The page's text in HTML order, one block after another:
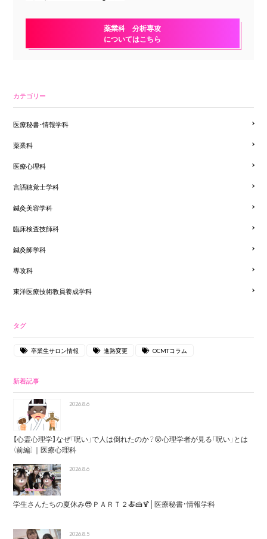
薬業科 分析専攻
についてはこちら
カテゴリー
医療秘書・情報学科
薬業科
医療心理科
言語聴覚士学科
鍼灸美容学科
臨床検査技師科
鍼灸師学科
専攻科
東洋医療技術教員養成学科
タグ
卒業生サロン情報 進路変更 OCMTコラム
新着記事
2026.8.6
【心霊心理学】なぜ「呪い」で人は倒れたのか？😲心理学者が見る「呪い」とは
（前編）｜医療心理科
2026.8.6
学生さんたちの夏休み😎ＰＡＲＴ２🍝🍰🍹│医療秘書・情報学科
2026.8.5